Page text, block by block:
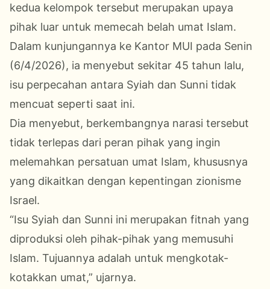
kedua kelompok tersebut merupakan upaya
pihak luar untuk memecah belah umat Islam.
Dalam kunjungannya ke Kantor MUI pada Senin
(6/4/2026), ia menyebut sekitar 45 tahun lalu,
isu perpecahan antara Syiah dan Sunni tidak
mencuat seperti saat ini.
Dia menyebut, berkembangnya narasi tersebut
tidak terlepas dari peran pihak yang ingin
melemahkan persatuan umat Islam, khususnya
yang dikaitkan dengan kepentingan zionisme
Israel.
“Isu Syiah dan Sunni ini merupakan fitnah yang
diproduksi oleh pihak-pihak yang memusuhi
Islam. Tujuannya adalah untuk mengkotak-
kotakkan umat,” ujarnya.